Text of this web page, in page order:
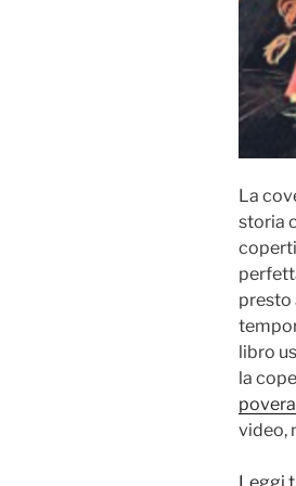
La
storia
presto
libro
la
povera
video,